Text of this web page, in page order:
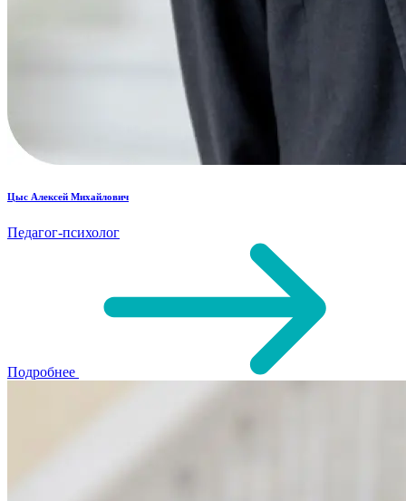
Цыс Алексей Михайлович
Педагог-психолог
Подробнее